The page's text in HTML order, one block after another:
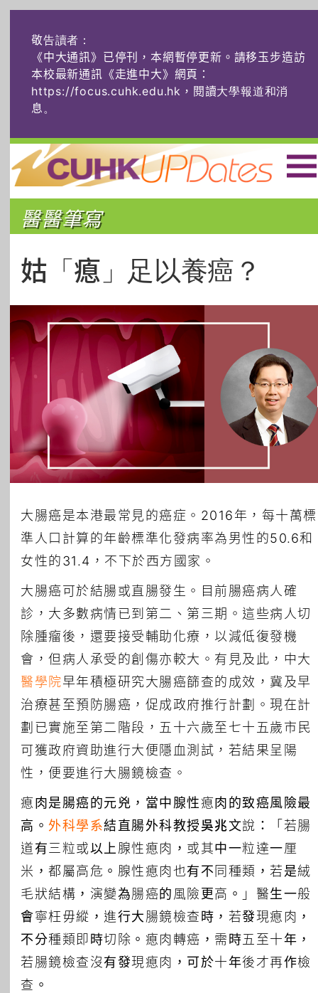
敬告讀者：
《中大通訊》已停刊，本網暫停更新。請移玉步造訪
本校最新通訊《走進中大》網頁：
https://focus.cuhk.edu.hk，閱讀大學報道和消
息。
主頁 | ENG | 简体 |
頭條
社創薈動 六物窺人
AI：人算不如
機算？
所有主題
醫醫筆寫
姑「瘜」足以養癌？
大腸癌是本港最常見的癌症。2016年，每十萬標
準人口計算的年齡標準化發病率為男性的50.6和
女性的31.4，不下於西方國家。
大腸癌可於結腸或直腸發生。目前腸癌病人確
診，大多數病情已到第二、第三期。這些病人切
除腫瘤後，還要接受輔助化療，以減低復發機
會，但病人承受的創傷亦較大。有見及此，中大
醫學院早年積極研究大腸癌篩查的成效，冀及早
治療甚至預防腸癌，促成政府推行計劃。現在計
劃已實施至第二階段，五十六歲至七十五歲市民
可獲政府資助進行大便隱血測試，若結果呈陽
性，便要進行大腸鏡檢查。
瘜肉是腸癌的元兇，當中腺性瘜肉的致癌風險最
高。 外科學系結直腸外科教授吳兆文說：「若腸
道有三粒或以上腺性瘜肉，或其中一粒達一厘
米，都屬高危。腺性瘜肉也有不同種類，若是絨
毛狀結構，演變為腸癌的風險更高。」醫生一般
會寧枉毋縱，進行大腸鏡檢查時，若發現瘜肉，
不分種類即時切除。瘜肉轉癌，需時五至十年，
若腸鏡檢查沒有發現瘜肉，可於十年後才再作檢
查。